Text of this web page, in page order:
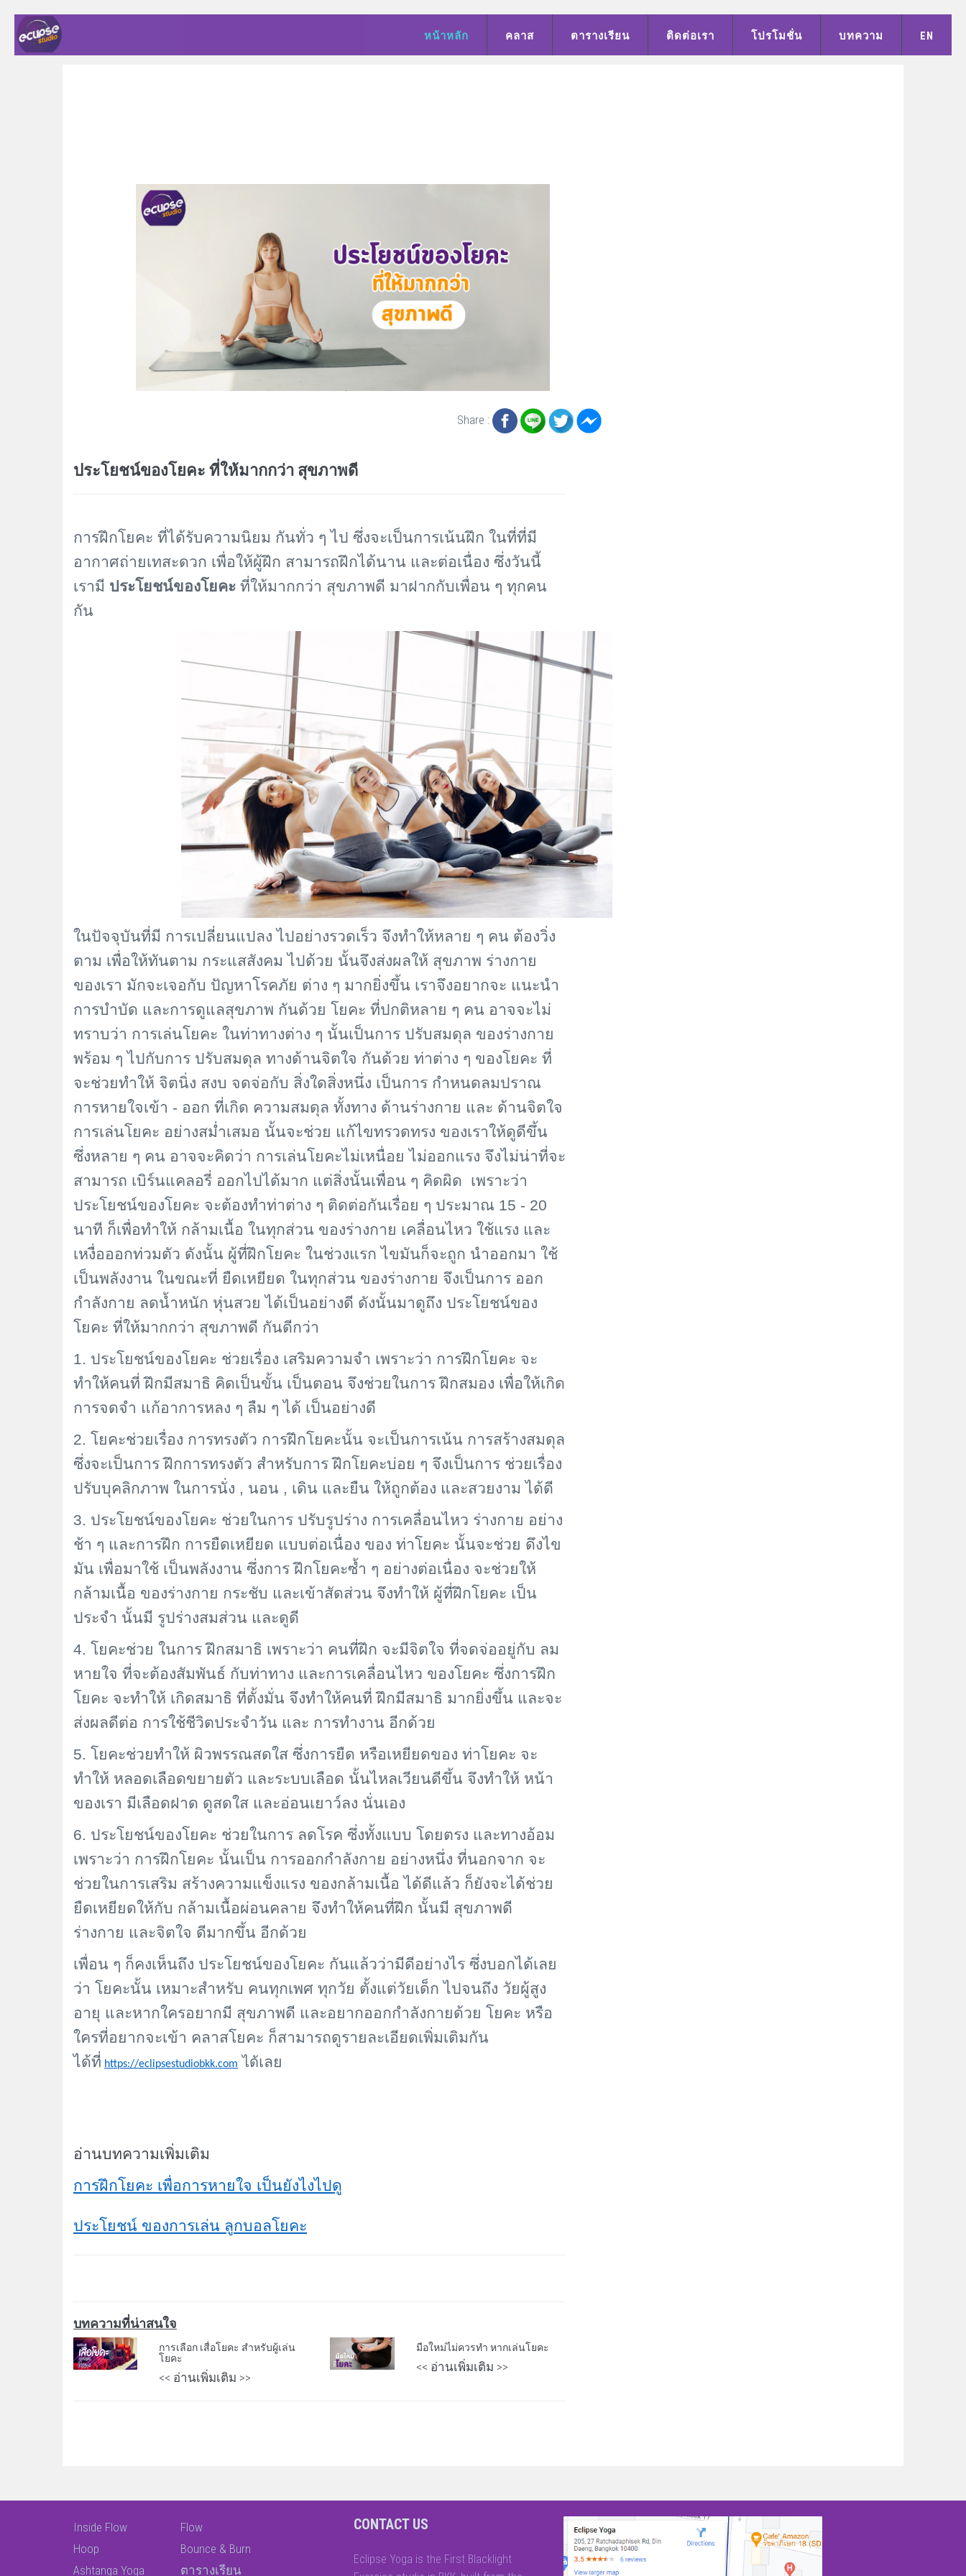
หน้าหลัก คลาส ตารางเรียน ติดต่อเรา โปรโมชั่น บทความ EN
Share :
ประโยชน์ของโยคะ ที่ให้มากกว่า สุขภาพดี
การฝึกโยคะ ที่ได้รับความนิยม กันทั่ว ๆ ไป ซึ่งจะเป็นการเน้นฝึก ในที่ที่มี
อากาศถ่ายเทสะดวก เพื่อให้ผู้ฝึก สามารถฝึกได้นาน และต่อเนื่อง ซึ่งวันนี้
เรามี ประโยชน์ของโยคะ ที่ให้มากกว่า สุขภาพดี มาฝากกับเพื่อน ๆ ทุกคน
กัน
ในปัจจุบันที่มี การเปลี่ยนแปลง ไปอย่างรวดเร็ว จึงทำให้หลาย ๆ คน ต้องวิ่ง
ตาม เพื่อให้ทันตาม กระแสสังคม ไปด้วย นั้นจึงส่งผลให้ สุขภาพ ร่างกาย
ของเรา มักจะเจอกับ ปัญหาโรคภัย ต่าง ๆ มากยิ่งขึ้น เราจึงอยากจะ แนะนำ
การบำบัด และการดูแลสุขภาพ กันด้วย โยคะ ที่ปกติหลาย ๆ คน อาจจะไม่
ทราบว่า การเล่นโยคะ ในท่าทางต่าง ๆ นั้นเป็นการ ปรับสมดุล ของร่างกาย
พร้อม ๆ ไปกับการ ปรับสมดุล ทางด้านจิตใจ กันด้วย ท่าต่าง ๆ ของโยคะ ที่
จะช่วยทำให้ จิตนิ่ง สงบ จดจ่อกับ สิ่งใดสิ่งหนึ่ง เป็นการ กำหนดลมปราณ
การหายใจเข้า - ออก ที่เกิด ความสมดุล ทั้งทาง ด้านร่างกาย และ ด้านจิตใจ
การเล่นโยคะ อย่างสม่ำเสมอ นั้นจะช่วย แก้ไขทรวดทรง ของเราให้ดูดีขึ้น
ซึ่งหลาย ๆ คน อาจจะคิดว่า การเล่นโยคะไม่เหนื่อย ไม่ออกแรง จึงไม่น่าที่จะ
สามารถ เบิร์นแคลอรี่ ออกไปได้มาก แต่สิ่งนั้นเพื่อน ๆ คิดผิด เพราะว่า
ประโยชน์ของโยคะ จะต้องทำท่าต่าง ๆ ติดต่อกันเรื่อย ๆ ประมาณ 15 - 20
นาที ก็เพื่อทำให้ กล้ามเนื้อ ในทุกส่วน ของร่างกาย เคลื่อนไหว ใช้แรง และ
เหงื่อออกท่วมตัว ดังนั้น ผู้ที่ฝึกโยคะ ในช่วงแรก ไขมันก็จะถูก นำออกมา ใช้
เป็นพลังงาน ในขณะที่ ยืดเหยียด ในทุกส่วน ของร่างกาย จึงเป็นการ ออก
กำลังกาย ลดน้ำหนัก หุ่นสวย ได้เป็นอย่างดี ดังนั้นมาดูถึง ประโยชน์ของ
โยคะ ที่ให้มากกว่า สุขภาพดี กันดีกว่า
1. ประโยชน์ของโยคะ ช่วยเรื่อง เสริมความจำ เพราะว่า การฝึกโยคะ จะ
ทำให้คนที่ ฝึกมีสมาธิ คิดเป็นขั้น เป็นตอน จึงช่วยในการ ฝึกสมอง เพื่อให้เกิด
การจดจำ แก้อาการหลง ๆ ลืม ๆ ได้ เป็นอย่างดี
2. โยคะช่วยเรื่อง การทรงตัว การฝึกโยคะนั้น จะเป็นการเน้น การสร้างสมดุล
ซึ่งจะเป็นการ ฝึกการทรงตัว สำหรับการ ฝึกโยคะบ่อย ๆ จึงเป็นการ ช่วยเรื่อง
ปรับบุคลิกภาพ ในการนั่ง , นอน , เดิน และยืน ให้ถูกต้อง และสวยงาม ได้ดี
3. ประโยชน์ของโยคะ ช่วยในการ ปรับรูปร่าง การเคลื่อนไหว ร่างกาย อย่าง
ช้า ๆ และการฝึก การยืดเหยียด แบบต่อเนื่อง ของ ท่าโยคะ นั้นจะช่วย ดึงไข
มัน เพื่อมาใช้ เป็นพลังงาน ซึ่งการ ฝึกโยคะซ้ำ ๆ อย่างต่อเนื่อง จะช่วยให้
กล้ามเนื้อ ของร่างกาย กระชับ และเข้าสัดส่วน จึงทำให้ ผู้ที่ฝึกโยคะ เป็น
ประจำ นั้นมี รูปร่างสมส่วน และดูดี
4. โยคะช่วย ในการ ฝึกสมาธิ เพราะว่า คนที่ฝึก จะมีจิตใจ ที่จดจ่ออยู่กับ ลม
หายใจ ที่จะต้องสัมพันธ์ กับท่าทาง และการเคลื่อนไหว ของโยคะ ซึ่งการฝึก
โยคะ จะทำให้ เกิดสมาธิ ที่ตั้งมั่น จึงทำให้คนที่ ฝึกมีสมาธิ มากยิ่งขึ้น และจะ
ส่งผลดีต่อ การใช้ชีวิตประจำวัน และ การทำงาน อีกด้วย
5. โยคะช่วยทำให้ ผิวพรรณสดใส ซึ่งการยืด หรือเหยียดของ ท่าโยคะ จะ
ทำให้ หลอดเลือดขยายตัว และระบบเลือด นั้นไหลเวียนดีขึ้น จึงทำให้ หน้า
ของเรา มีเลือดฝาด ดูสดใส และอ่อนเยาว์ลง นั่นเอง
6. ประโยชน์ของโยคะ ช่วยในการ ลดโรค ซึ่งทั้งแบบ โดยตรง และทางอ้อม
เพราะว่า การฝึกโยคะ นั้นเป็น การออกกำลังกาย อย่างหนึ่ง ที่นอกจาก จะ
ช่วยในการเสริม สร้างความแข็งแรง ของกล้ามเนื้อ ได้ดีแล้ว ก็ยังจะได้ช่วย
ยืดเหยียดให้กับ กล้ามเนื้อผ่อนคลาย จึงทำให้คนที่ฝึก นั้นมี สุขภาพดี
ร่างกาย และจิตใจ ดีมากขึ้น อีกด้วย
เพื่อน ๆ ก็คงเห็นถึง ประโยชน์ของโยคะ กันแล้วว่ามีดีอย่างไร ซึ่งบอกได้เลย
ว่า โยคะนั้น เหมาะสำหรับ คนทุกเพศ ทุกวัย ตั้งแต่วัยเด็ก ไปจนถึง วัยผู้สูง
อายุ และหากใครอยากมี สุขภาพดี และอยากออกกำลังกายด้วย โยคะ หรือ
ใครที่อยากจะเข้า คลาสโยคะ ก็สามารถดูรายละเอียดเพิ่มเติมกัน
ได้ที่ https://eclipsestudiobkk.com ได้เลย
อ่านบทความเพิ่มเติม
การฝึกโยคะ เพื่อการหายใจ เป็นยังไงไปดู
ประโยชน์ ของการเล่น ลูกบอลโยคะ
บทความที่น่าสนใจ
การเลือก เสื่อโยคะ สำหรับผู้เล่น
โยคะ
<< อ่านเพิ่มเติม >>
มือใหม่ไม่ควรทำ หากเล่นโยคะ
<< อ่านเพิ่มเติม >>
Inside Flow
Hoop
Ashtanga Yoga
Flow
Bounce & Burn
ตารางเรียน
CONTACT US
Eclipse Yoga is the First Blacklight